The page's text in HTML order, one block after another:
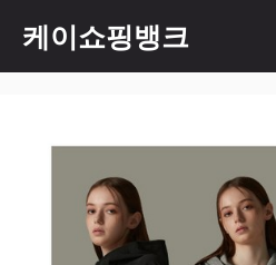
content
케이쇼핑뱅크